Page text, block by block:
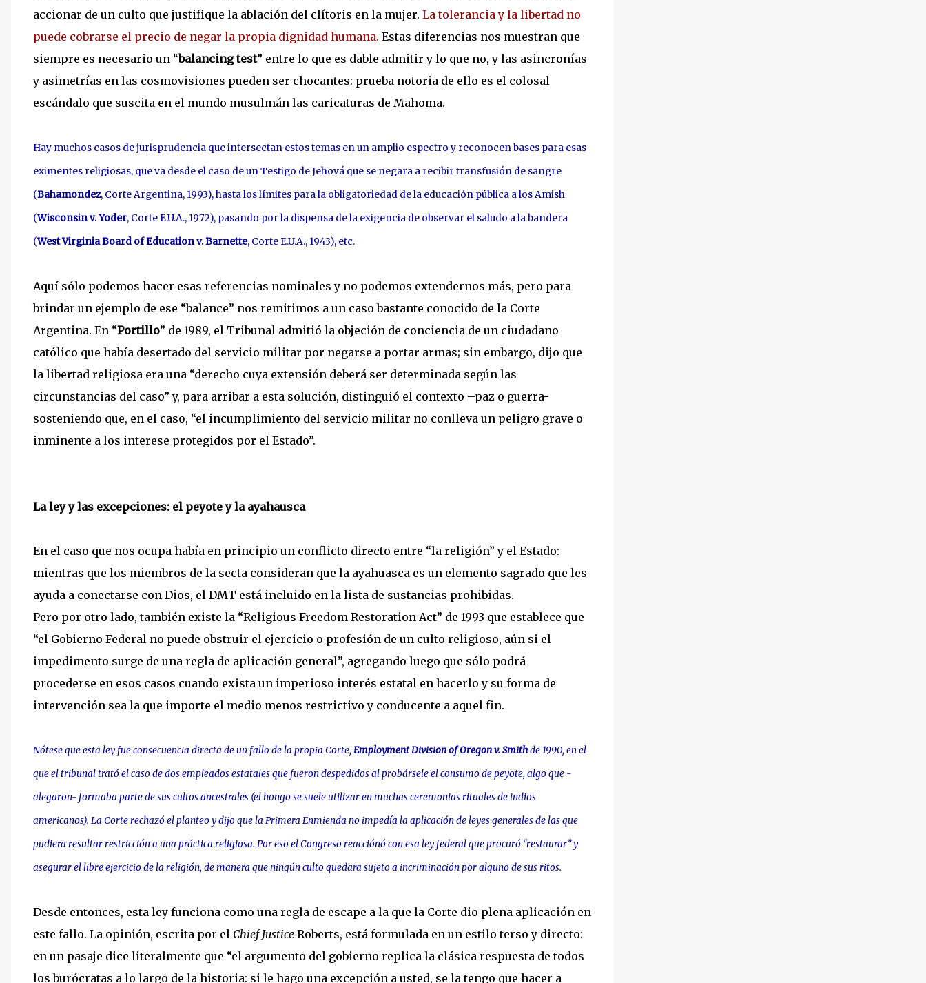
accionar de un culto que justifique la ablación del clítoris en la mujer. La tolerancia y la libertad no
puede cobrarse el precio de negar la propia dignidad humana. Estas diferencias nos muestran que
siempre es necesario un “balancing test” entre lo que es dable admitir y lo que no, y las asincronías
y asimetrías en las cosmovisiones pueden ser chocantes: prueba notoria de ello es el colosal
escándalo que suscita en el mundo musulmán las caricaturas de Mahoma.
Hay muchos casos de jurisprudencia que intersectan estos temas en un amplio espectro y reconocen bases para esas
eximentes religiosas, que va desde el caso de un Testigo de Jehová que se negara a recibir transfusión de sangre
(Bahamondez, Corte Argentina, 1993), hasta los límites para la obligatoriedad de la educación pública a los Amish
(Wisconsin v. Yoder, Corte E.U.A., 1972), pasando por la dispensa de la exigencia de observar el saludo a la bandera
(West Virginia Board of Education v. Barnette, Corte E.U.A., 1943), etc.
Aquí sólo podemos hacer esas referencias nominales y no podemos extendernos más, pero para
brindar un ejemplo de ese “balance” nos remitimos a un caso bastante conocido de la Corte
Argentina. En “Portillo” de 1989, el Tribunal admitió la objeción de conciencia de un ciudadano
católico que había desertado del servicio militar por negarse a portar armas; sin embargo, dijo que
la libertad religiosa era una “derecho cuya extensión deberá ser determinada según las
circunstancias del caso” y, para arribar a esta solución, distinguió el contexto –paz o guerra-
sosteniendo que, en el caso, “el incumplimiento del servicio militar no conlleva un peligro grave o
inminente a los interese protegidos por el Estado”.
La ley y las excepciones: el peyote y la ayahausca
En el caso que nos ocupa había en principio un conflicto directo entre “la religión” y el Estado:
mientras que los miembros de la secta consideran que la ayahuasca es un elemento sagrado que les
ayuda a conectarse con Dios, el DMT está incluido en la lista de sustancias prohibidas.
Pero por otro lado, también existe la “Religious Freedom Restoration Act” de 1993 que establece que
“el Gobierno Federal no puede obstruir el ejercicio o profesión de un culto religioso, aún si el
impedimento surge de una regla de aplicación general”, agregando luego que sólo podrá
procederse en esos casos cuando exista un imperioso interés estatal en hacerlo y su forma de
intervención sea la que importe el medio menos restrictivo y conducente a aquel fin.
Nótese que esta ley fue consecuencia directa de un fallo de la propia Corte, Employment Division of Oregon v. Smithde 1990, en el
que el tribunal trató el caso de dos empleados estatales que fueron despedidos al probársele el consumo de peyote, algo que -
alegaron- formaba parte de sus cultos ancestrales (el hongo se suele utilizar en muchas ceremonias rituales de indios
americanos). La Corte rechazó el planteo y dijo que la Primera Enmienda no impedía la aplicación de leyes generales de las que
pudiera resultar restricción a una práctica religiosa. Por eso el Congreso reacciónó con esa ley federal que procuró “restaurar” y
asegurar el libre ejercicio de la religión, de manera que ningún culto quedara sujeto a incriminación por alguno de sus ritos.
Desde entonces, esta ley funciona como una regla de escape a la que la Corte dio plena aplicación en
este fallo. La opinión, escrita por el Chief Justice Roberts, está formulada en un estilo terso y directo:
en un pasaje dice literalmente que “el argumento del gobierno replica la clásica respuesta de todos
los burócratas a lo largo de la historia: si le hago una excepción a usted, se la tengo que hacer a